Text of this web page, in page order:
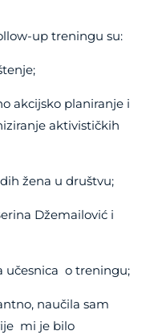
up treningu su:
akcijsko planiranje i
aktivističkih
žena u društvu;
Džemailović i
učesnica o treningu;
naučila sam
mi je bilo